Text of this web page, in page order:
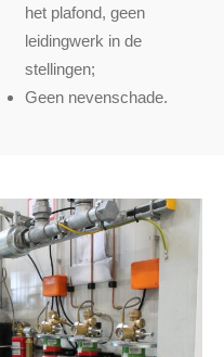
het plafond, geen
leidingwerk in de
stellingen;
Geen nevenschade.